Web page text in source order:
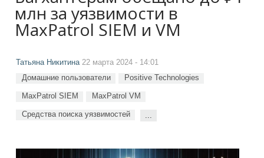
млн за уязвимости в
MaxPatrol SIEM и VM
Татьяна Никитина22 марта 2024 - 14:01
Домашние пользователи Positive Technologies
MaxPatrol SIEM MaxPatrol VM
Средства поиска уязвимостей ...